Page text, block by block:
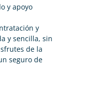
y apoyo
y
y sencilla, sin
de la
seguro de